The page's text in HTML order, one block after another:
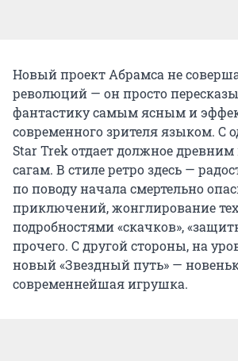
Новый проект Абрамса не
революций — он просто
фантастику самым ясным и
современного зрителя языком. С
Star Trek отдает должное
сагам. В стиле ретро здесь —
по поводу начала смертельно
приключений, жонглирование
подробностями «скачков»,
прочего. С другой стороны, на
новый «Звездный путь» —
современнейшая игрушка.